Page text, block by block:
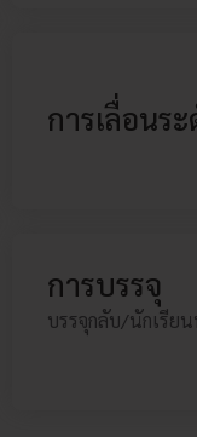
การเลื่อนร
ประเภททั่ว
การบรรจุ
บรรจุกลับ/นักเรีย
บรรจุกลับ/นักเรีย